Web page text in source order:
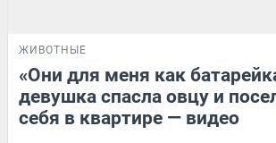
ЖИВОТНЫЕ
«Они для меня как
девушка спасла овцу и
себя в квартире — видео